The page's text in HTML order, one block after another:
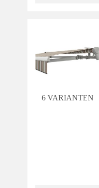
6 VARIANTEN